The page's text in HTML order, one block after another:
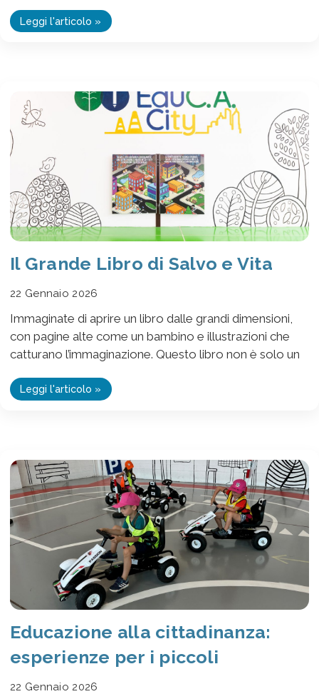
Leggi l'articolo »
Il Grande Libro di Salvo e Vita
22 Gennaio 2026
Immaginate di aprire un libro dalle grandi dimensioni,
con pagine alte come un bambino e illustrazioni che
catturano l’immaginazione. Questo libro non è solo un
Leggi l'articolo »
Educazione alla cittadinanza:
esperienze per i piccoli
22 Gennaio 2026